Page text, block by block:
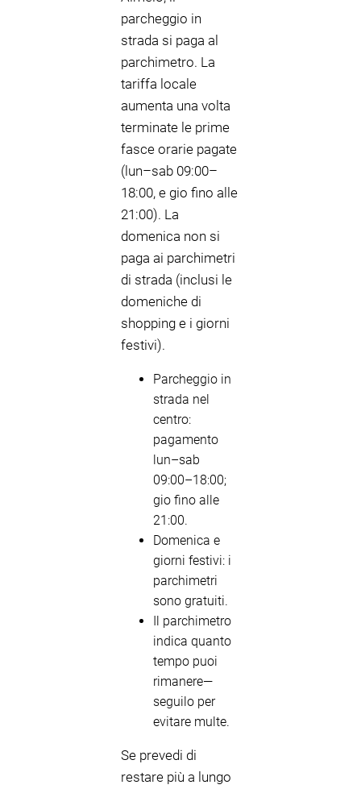
parcheggio in
strada si paga al
parchimetro. La
tariffa locale
aumenta una volta
terminate le prime
fasce orarie pagate
(lun–sab 09:00–
18:00, e gio fino alle
21:00). La
domenica non si
paga ai parchimetri
di strada (inclusi le
domeniche di
shopping e i giorni
festivi).
Parcheggio in
strada nel
centro:
pagamento
lun–sab
09:00–18:00;
gio fino alle
21:00.
Domenica e
giorni festivi: i
parchimetri
sono gratuiti.
Il parchimetro
indica quanto
tempo puoi
rimanere—
seguilo per
evitare multe.
Se prevedi di
restare più a lungo